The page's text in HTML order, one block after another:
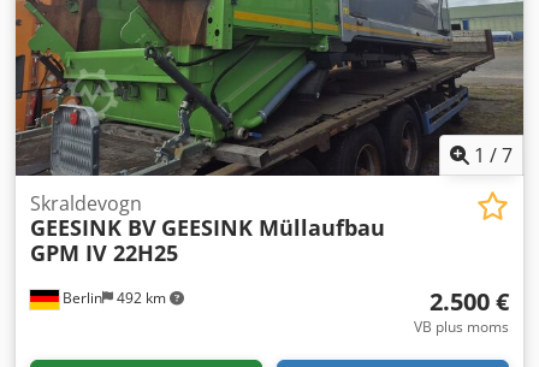
1 /7
Berlin 492 km
Skraldevogn
GEESINK BV GEESINK Müllaufbau
GPM IV 22H25
2.500 €
VB plus moms